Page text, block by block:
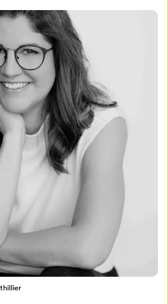
vos favoris,
ou créez votre profil
Mon Salon